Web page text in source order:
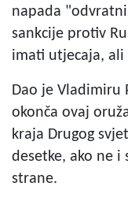
napada
sankcije protiv
imati utjecaja, ali
Dao je Vladimiru
okonča ovaj
kraja Drugog
desetke, ako ne
strane.